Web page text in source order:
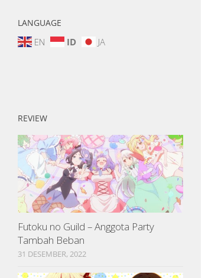
LANGUAGE
EN ID JA
REVIEW
Futoku no Guild – Anggota Party
Tambah Beban
31 DESEMBER, 2022